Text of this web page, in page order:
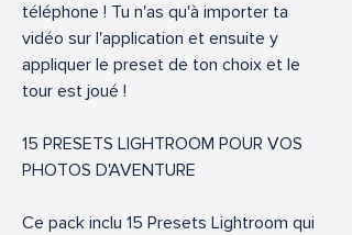
téléphone ! Tu n'as qu'à importer ta
vidéo sur l'application et ensuite y
appliquer le preset de ton choix et le
tour est joué !
15 PRESETS LIGHTROOM POUR VOS
PHOTOS D'AVENTURE
Ce pack inclu 15 Presets Lightroom qui